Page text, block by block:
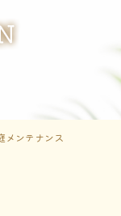
メンテナンス